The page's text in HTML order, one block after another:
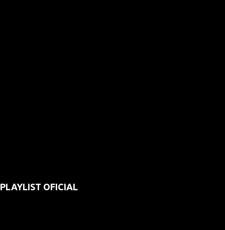
PLAYLIST OFICIAL